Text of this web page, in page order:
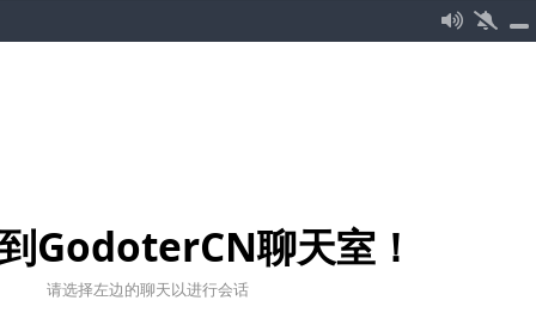
GodoterCN聊天室！
请选择左边的聊天以进行会话